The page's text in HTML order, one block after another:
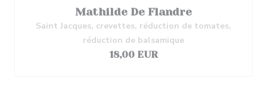
Mathilde De Flandre
Saint Jacques, crevettes, réduction de tomates,
réduction de balsamique
18,00 EUR